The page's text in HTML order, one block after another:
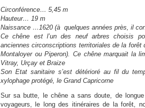
Circonférence… 5,45 m
Hauteur… 19 m
Naissance …1620 (à quelques années près, il
Ce chêne est l’un des neuf arbres choisis
anciennes circonscriptions territoriales de la forêt
Montaloyer ou Piperon). Ce chêne marquait la
Vitray, Urçay et Braize
Son Etat sanitaire s’est détérioré au fil du
xylophage protégé, le Grand Capricorne
Sur sa butte, le chêne a sans doute, de
voyageurs, le long des itinéraires de la forêt,